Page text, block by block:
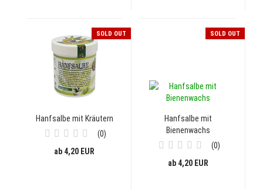
SOLD OUT
Hanfsalbe mit Kräutern
0
ab 4,20 EUR
SOLD OUT
Hanfsalbe mit
Bienenwachs
0
ab 4,20 EUR